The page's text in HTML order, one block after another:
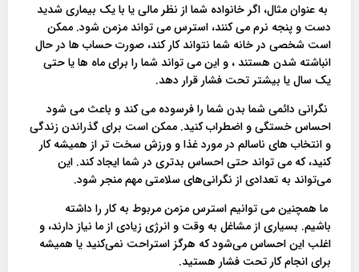
به عنوان مثال، اگر خانواده شما از نظر مالی یا با یک بیماری شدید
دست و پنجه نرم می کنند، استرس می تواند مزمن شود. ممکن
است شخصی در خانه شما نتواند کار کند، صورت حساب ها در حال
انباشته شدن هستند ، و این می تواند شما را برای ماه ها یا حتی
یک سال یا بیشتر تحت فشار قرار دهد.
نگرانی دائمی شما بدن شما را فرسوده می کند و باعث می شود
احساس خستگی و اضطراب کنید. ممکن است برای گذراندن زندگی
و انتخاب های ناسالم در مورد غذا و ورزش سخت تر از همیشه کار
کنید، که می تواند حتی احساس بدتری در شما ایجاد کند. این
می‌تواند به تعدادی از نگرانی‌های سلامتی مهم منجر شود.
ما همچنین می توانیم استرس مزمن مربوط به کار را داشته
باشیم. بسیاری از مشاغل به وقت و انرژی زیادی از ما نیاز دارند، و
اغلب این احساس می‌شود که هرگز استراحت نمی‌کنید یا همیشه
برای انجام کار تحت فشار هستید.